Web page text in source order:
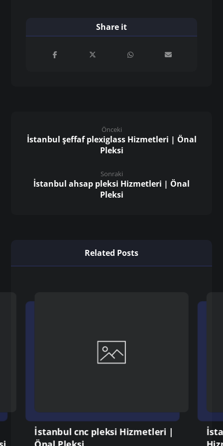
Önceki
İstanbul şeffaf plexiglass Hizmetleri | Önal
Pleksi
Sonraki
İstanbul ahsap pleksi Hizmetleri | Önal
Pleksi
Related Posts
İstanbul cnc pleksi Hizmetleri |